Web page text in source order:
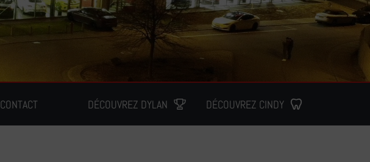
CONTACT DÉCOUVREZ DYLAN DÉCOUVREZ CINDY